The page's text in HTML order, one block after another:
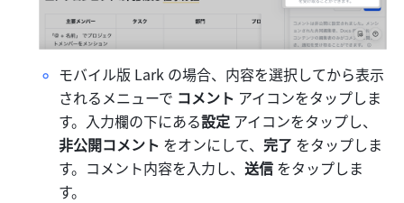
モバイル版 Lark の場合、内容を選択してから表示
されるメニューで コメント アイコンをタップしま
す。入力欄の下にある設定 アイコンをタップし、
非公開コメント をオンにして、 完了 をタップしま
す。コメント内容を入力し、送信 をタップしま
す。